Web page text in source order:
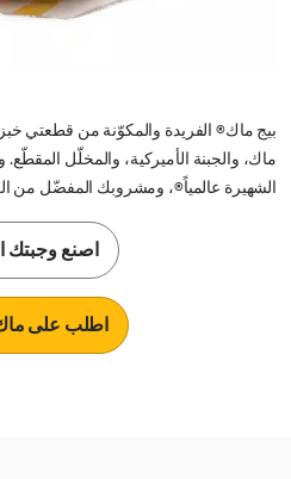
بيج ماك® الفريدة والمكوّنة من قطعتي
ماك، والجبنة الأميركية، والمخلّل
الشهيرة عالمياً®، ومشروبك المفضّل من
اصنع وجبتك
اطلب على